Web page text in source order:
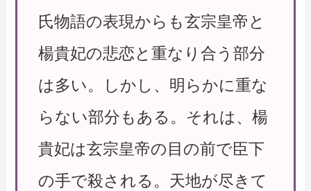
氏物語の表現からも玄宗皇帝と
楊貴妃の悲恋と重なり合う部分
は多い。しかし、明らかに重な
らない部分もある。それは、楊
貴妃は玄宗皇帝の目の前で臣下
の手で殺される。天地が尽きて